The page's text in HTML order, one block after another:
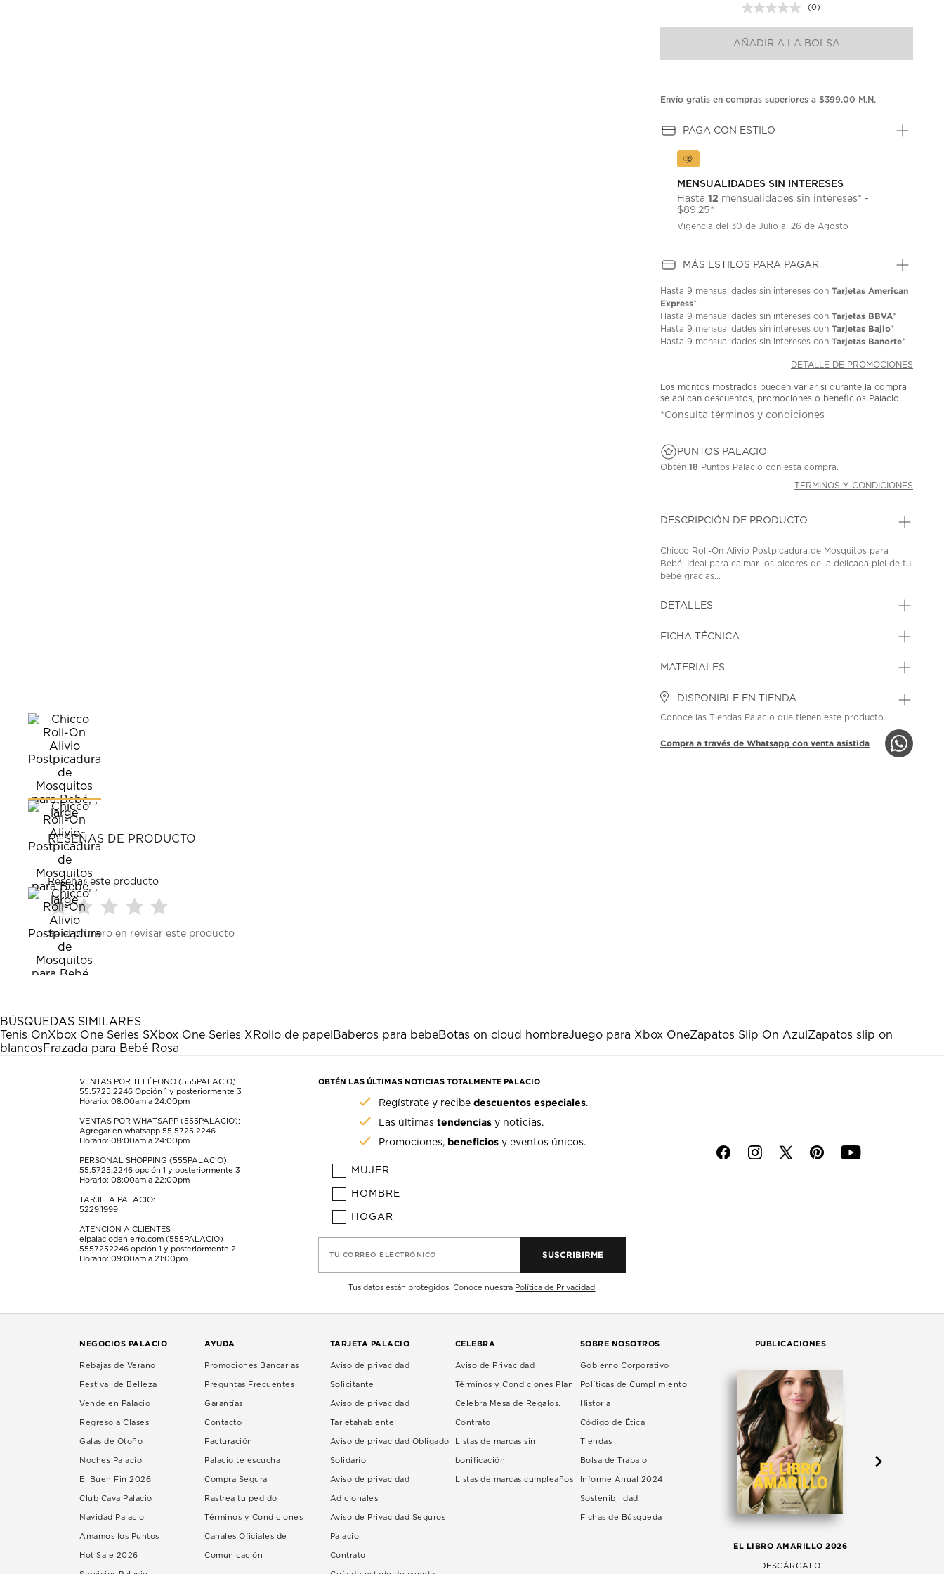
Sin
puntuación.
en
la
(0)
AÑADIR A LA BOLSA
Envío gratis en compras superiores a $399.00 M.N.
PAGA CON ESTILO
MENSUALIDADES SIN INTERESES
Hasta12 mensualidades sin intereses* -
$89.25*
Vigencia del 30 de Julio al 26 de Agosto
MÁS ESTILOS PARA PAGAR
Hasta9 mensualidades sin intereses conTarjetas American
Express*
Hasta9 mensualidades sin intereses conTarjetas BBVA*
Hasta9 mensualidades sin intereses conTarjetas Bajio*
Hasta9 mensualidades sin intereses conTarjetas Banorte*
DETALLE DE PROMOCIONES
Los montos mostrados pueden variar si durante la compra
se aplican descuentos, promociones o beneficios Palacio
*Consulta términos y condiciones
PUNTOS PALACIO
Obtén18 Puntos Palacio con esta compra.
TÉRMINOS Y CONDICIONES
DESCRIPCIÓN DE PRODUCTO
Chicco Roll-On Alivio Postpicadura de Mosquitos para
Bebé; Ideal para calmar los picores de la delicada piel de tu
bebé gracias...
DETALLES
FICHA TÉCNICA
MATERIALES
DISPONIBLE EN TIENDA
Conoce las Tiendas Palacio que tienen este producto.
Compra a través de Whatsapp con venta asistida
RESEÑAS DE PRODUCTO
Reseñar este producto
Seleccionar
para
calificar
el
artículo
estrella
Esta
acción
abrirá
formulario
Seleccionar
para
el
artículo
estrellas.
Esta
acción
abrirá
formulario
de
para
estrellas.
Esta
acción
abrirá
formulario
de
para
estrellas.
Esta
acción
abrirá
formulario
de
para
Esta
acción
abrirá
formulario
de
envío.
Sé el primero en revisar este producto
BÚSQUEDAS SIMILARES
Tenis OnXbox One Series SXbox One Series XRollo de papel Baberos para bebeBotas on cloud hombreJuego para Xbox OneZapatos Slip On Azul Zapatos slip on
blancosFrazada para Bebé Rosa
VENTAS POR TELÉFONO (555PALACIO):
55.5725.2246 Opción 1 y posteriormente 3
Horario: 08:00am a 24:00pm
VENTAS POR WHATSAPP (555PALACIO):
Agregar en whatsapp 55.5725.2246
Horario: 08:00am a 24:00pm
PERSONAL SHOPPING (555PALACIO):
55.5725.2246 opción 1 y posteriormente 3
Horario: 08:00am a 22:00pm
TARJETA PALACIO:
5229.1999
ATENCIÓN A CLIENTES
elpalaciodehierro.com (555PALACIO)
5557252246 opción 1 y posteriormente 2
Horario: 09:00am a 21:00pm
OBTÉN LAS ÚLTIMAS NOTICIAS TOTALMENTE PALACIO
Regístrate y recibedescuentos especiales.
Las últimastendencias y noticias.
Promociones, beneficios y eventos únicos.
MUJER
HOMBRE
HOGAR
TU CORREO ELECTRÓNICO SUSCRIBIRME
Tus datos están protegidos. Conoce nuestra Política de Privacidad
f i p y
NEGOCIOS PALACIO
Rebajas de Verano
Festival de Belleza
Vende en Palacio
Regreso a Clases
Galas de Otoño
Noches Palacio
El Buen Fin 2026
Club Cava Palacio
Navidad Palacio
Amamos los Puntos
Hot Sale 2026
AYUDA
Promociones Bancarias
Preguntas Frecuentes
Garantías
Contacto
Facturación
Palacio te escucha
Compra Segura
Rastrea tu pedido
Términos y Condiciones
Canales Oficiales de
Comunicación
TARJETA PALACIO
Aviso de privacidad
Solicitante
Aviso de privacidad
Tarjetahabiente
Aviso de privacidad Obligado
Solidario
Aviso de privacidad
Adicionales
Aviso de Privacidad Seguros
Palacio
Contrato
CELEBRA
Aviso de Privacidad
Términos y Condiciones Plan
Celebra Mesa de Regalos.
Contrato
Listas de marcas sin
bonificación
Listas de marcas cumpleaños
SOBRE NOSOTROS
Gobierno Corporativo
Políticas de Cumplimiento
Historia
Código de Ética
Tiendas
Bolsa de Trabajo
Informe Anual 2024
Sostenibilidad
Fichas de Búsqueda
PUBLICACIONES
EL LIBRO AMARILLO 2026
DESCÁRGALO